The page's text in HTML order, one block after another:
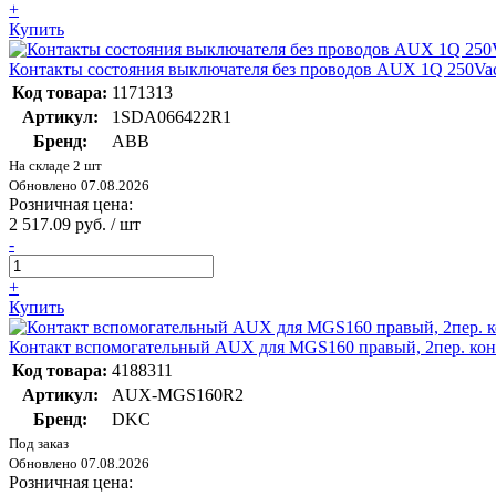
+
Купить
Контакты состояния выключателя без проводов AUX 1Q
Код товара: 1171313
Артикул:
1SDA066422R1
Бренд:
ABB
На складе 2 шт
Обновлено 07.08.2026
Розничная цена:
2 517.09 руб. / шт
-
+
Купить
Контакт вспомогательный AUX для MGS160 правый, 2пер.
Код товара: 4188311
Артикул:
AUX-MGS160R2
Бренд:
DKC
Под заказ
Обновлено 07.08.2026
Розничная цена: